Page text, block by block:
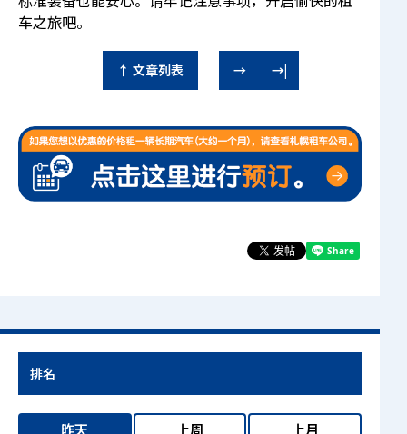
车之旅吧。
↑ 文章列表 → →|
排名
昨天 上周 上月